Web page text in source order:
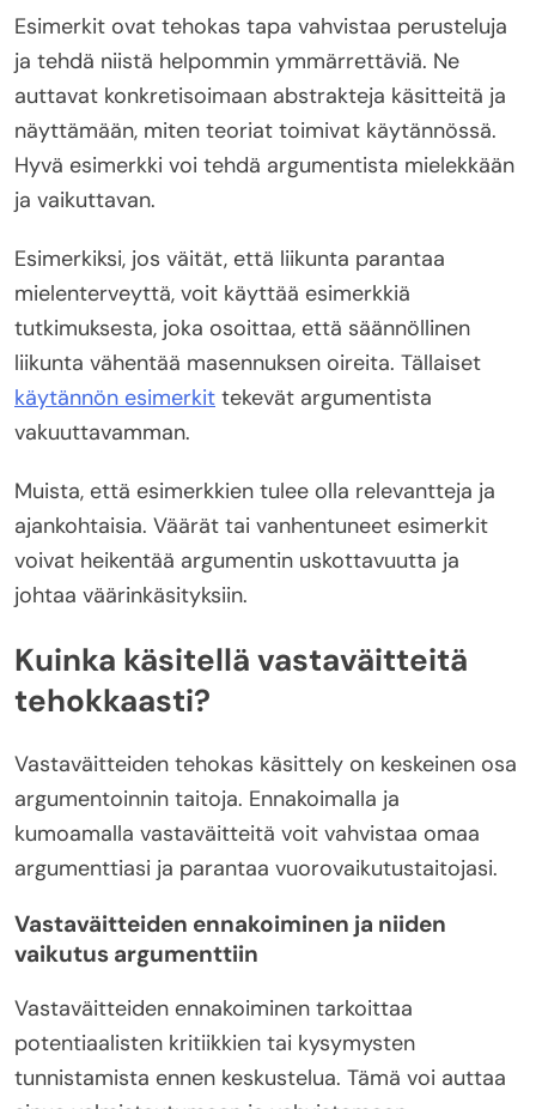
Esimerkit ovat tehokas tapa vahvistaa perusteluja
ja tehdä niistä helpommin ymmärrettäviä. Ne
auttavat konkretisoimaan abstrakteja käsitteitä ja
näyttämään, miten teoriat toimivat käytännössä.
Hyvä esimerkki voi tehdä argumentista mielekkään
ja vaikuttavan.
Esimerkiksi, jos väität, että liikunta parantaa
mielenterveyttä, voit käyttää esimerkkiä
tutkimuksesta, joka osoittaa, että säännöllinen
liikunta vähentää masennuksen oireita. Tällaiset
käytännön esimerkit tekevät argumentista
vakuuttavamman.
Muista, että esimerkkien tulee olla relevantteja ja
ajankohtaisia. Väärät tai vanhentuneet esimerkit
voivat heikentää argumentin uskottavuutta ja
johtaa väärinkäsityksiin.
Kuinka käsitellä vastaväitteitä
tehokkaasti?
Vastaväitteiden tehokas käsittely on keskeinen osa
argumentoinnin taitoja. Ennakoimalla ja
kumoamalla vastaväitteitä voit vahvistaa omaa
argumenttiasi ja parantaa vuorovaikutustaitojasi.
Vastaväitteiden ennakoiminen ja niiden
vaikutus argumenttiin
Vastaväitteiden ennakoiminen tarkoittaa
potentiaalisten kritiikkien tai kysymysten
tunnistamista ennen keskustelua. Tämä voi auttaa